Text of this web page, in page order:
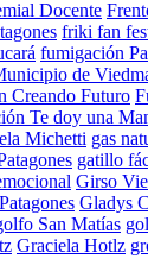
Docente
friki fan
fumigación
de
Creando Futuro
Te doy una
Michetti gas
gatillo
Girso
Gladys
San Matías
Graciela Hotlz